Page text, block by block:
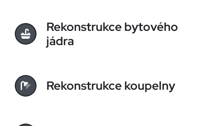
Rekonstrukce bytového
jádra
Rekonstrukce koupelny